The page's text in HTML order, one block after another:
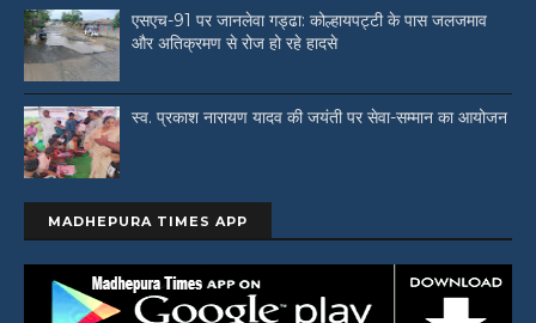
एसएच-91 पर जानलेवा गड्ढा: कोल्हायपट्टी के पास जलजमाव
और अतिक्रमण से रोज हो रहे हादसे
स्व. प्रकाश नारायण यादव की जयंती पर सेवा-सम्मान का आयोजन
MADHEPURA TIMES APP